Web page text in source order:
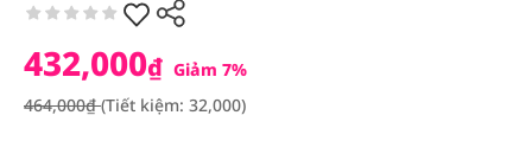
432,000₫ Giảm 7%
464,000₫(Tiết kiệm: 32,000)